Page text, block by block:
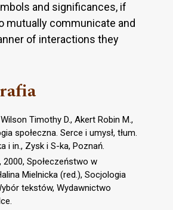
and significances, if
mutually communicate and
of interactions they
Timothy D., Akert Robin M.,
społeczna. Serce i umysł, tłum.
i in., Zysk i S-ka, Poznań.
2000, Społeczeństwo w
Mielnicka (red.), Socjologia
tekstów, Wydawnictwo